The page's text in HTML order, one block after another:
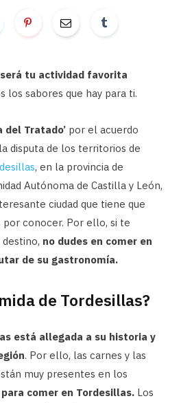
tu actividad favorita
los sabores que hay para ti.
del Tratado’ por el acuerdo
disputa de los territorios de
, en la provincia de
Autónoma de Castilla y León,
ciudad que tiene que
conocer. Por ello, si te
no dudes en comer en
de su gastronomía.
de Tordesillas?
está allegada a su historia y
. Por ello, las carnes y las
muy presentes en los
comer en Tordesillas. Los